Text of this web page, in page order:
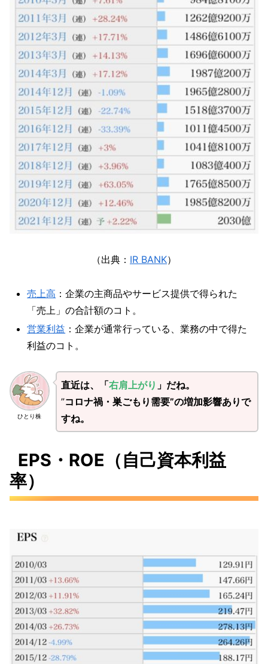
（出典： IR BANK）
売上高 ：企業の主商品やサービス提供で得られた
「売上」の合計額のコト。
営業利益 ：企業が通常行っている、業務の中で得た
利益のコト。
ひとり株
直近は、「右肩上がり 」だね。
”コロナ禍・巣ごもり需要”の増加影響ありで
すね。
EPS・ROE（自己資本利益
率）